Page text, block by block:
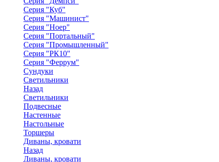
Серия "Куб"
Серия "Машинист"
Серия "Ноер"
Серия "Портальный"
Серия "Промышленный"
Серия "РК10"
Серия "Феррум"
Сундуки
Светильники
Назад
Светильники
Подвесные
Настенные
Настольные
Торшеры
Диваны, кровати
Назад
Диваны, кровати